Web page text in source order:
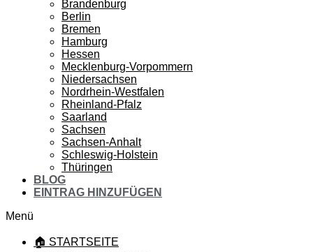
Brandenburg
Berlin
Bremen
Hamburg
Hessen
Mecklenburg-Vorpommern
Niedersachsen
Nordrhein-Westfalen
Rheinland-Pfalz
Saarland
Sachsen
Sachsen-Anhalt
Schleswig-Holstein
Thüringen
BLOG
EINTRAG HINZUFÜGEN
Menü
🏠 STARTSEITE